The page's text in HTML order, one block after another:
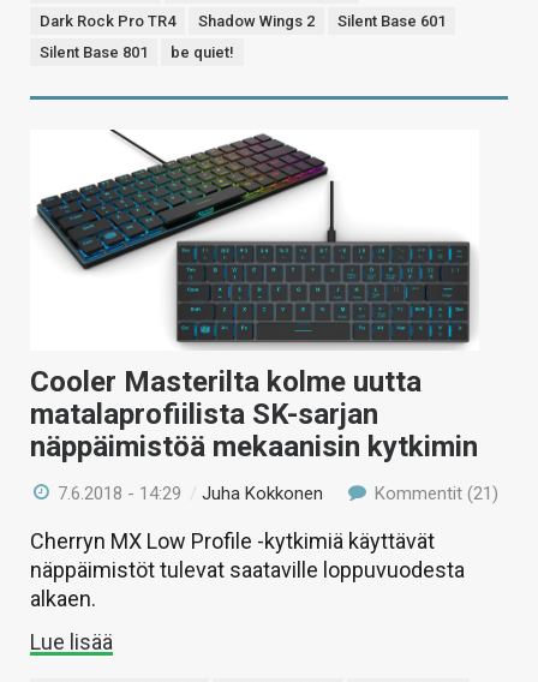
Dark Rock Pro TR4 Shadow Wings 2
Silent Base 601
Silent Base 801
be quiet!
Cooler Masterilta kolme uutta
matalaprofiilista SK-sarjan
näppäimistöä mekaanisin kytkimin
7.6.2018 - 14:29 /Juha Kokkonen Kommentit (21)
Cherryn MX Low Profile -kytkimiä käyttävät
näppäimistöt tulevat saataville loppuvuodesta
alkaen.
Lue lisää